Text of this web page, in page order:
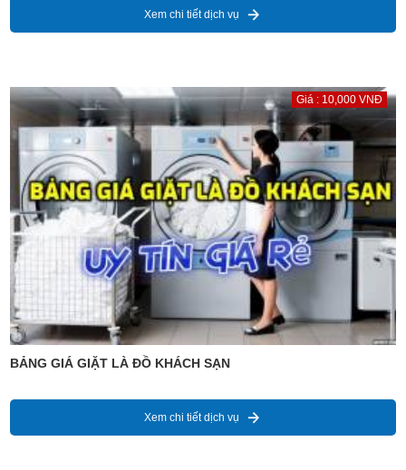
Xem chi tiết dịch vụ
Giá : 10,000 VNĐ
BẢNG GIÁ GIẶT LÀ ĐỒ KHÁCH SẠN
Xem chi tiết dịch vụ